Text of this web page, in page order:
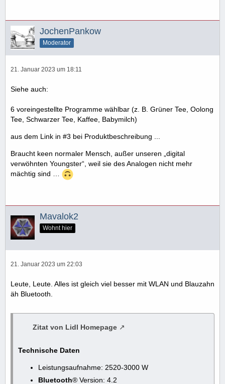
JochenPankow
Moderator
21. Januar 2023 um 18:11
Siehe auch:
6 voreingestellte Programme wählbar (z. B. Grüner Tee, Oolong
Tee, Schwarzer Tee, Kaffee, Babymilch)
aus dem Link in #3 bei Produktbeschreibung ...
Braucht keen normaler Mensch, außer unseren „digital
verwöhnten Youngster“, weil sie des Analogen nicht mehr
mächtig sind …
Mavalok2
Wohnt hier
21. Januar 2023 um 22:03
Leute, Leute. Alles ist gleich viel besser mit WLAN und Blauzahn
äh Bluetooth.
Zitat von Lidl Homepage
Technische Daten
Leistungsaufnahme: 2520-3000 W
Bluetooth® Version: 4.2